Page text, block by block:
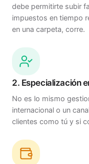
debe permitirte subir
impuestos en tiempo
en una carpeta, corre.
2. Especialización
No es lo mismo
internacional o un
clientes como tú y si